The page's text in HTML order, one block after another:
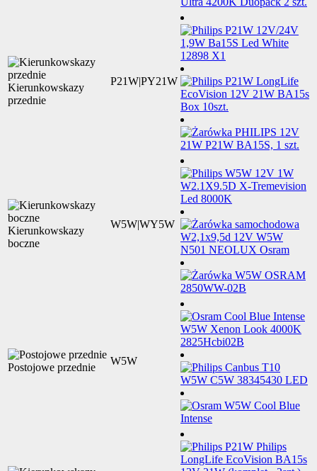
Kierunkowskazy
przednie
P21W|PY21W
Kierunkowskazy
boczne
W5W|WY5W
Postojowe przednie
W5W